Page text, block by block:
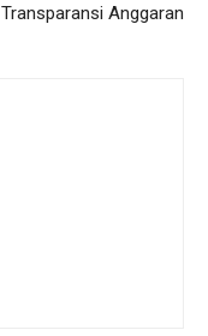
Transparansi Anggaran